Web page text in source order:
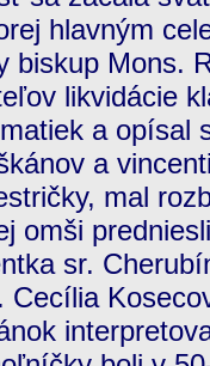
hlavným
biskup Mons.
likvidácie
a opísal
a
mal
omši
sr.
Cecília